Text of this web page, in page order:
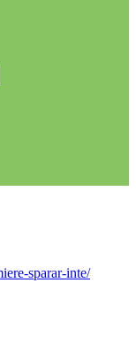
sparar-inte/